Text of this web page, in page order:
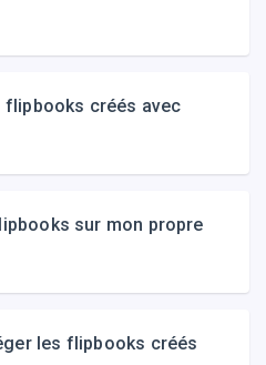
flipbooks créés avec
sur mon propre
les flipbooks créés